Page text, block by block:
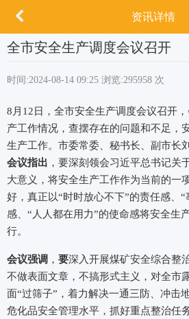
资讯详情
全市安全生产调度会议召开
时间:2024-08-14 09:25 浏览:295958 次
8月12日，全市安全生产调度会议召开
产工作情况，查摆存在的问题和不足，
生产工作。市委常委、秘书长、副市长
会议指出 ，要深刻领会习近平总书记关
大意义，将安全生产工作作为当前的一
好，真正以“时时放心不下”的责任感、“
感、“人人都在用力”的使命感将安全生
行。
会议强调 ， 要深入开展煤矿安全综合整
不做表面文章，不搞形式主义，对全市
面“过筛子”，着力解决一通三防、冲击
危化品安全管理水平，抓好重点整治任